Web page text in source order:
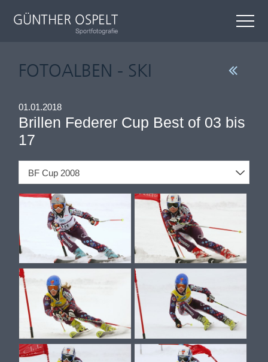
FOTOALBEN - SKI
01.01.2018
Brillen Federer Cup Best of 03 bis
17